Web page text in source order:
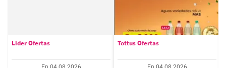
Lider Ofertas Tottus Ofertas